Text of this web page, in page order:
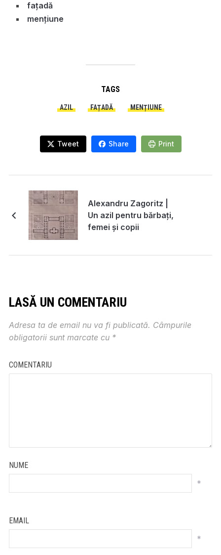
fațadă
mențiune
TAGS
AZIL FAȚADĂ MENȚIUNE
Tweet Share Print
Alexandru Zagoritz |
Un azil pentru bărbați,
femei și copii
LASĂ UN COMENTARIU
Adresa ta de email nu va fi publicată. Câmpurile
obligatorii sunt marcate cu *
COMENTARIU
NUME
*
EMAIL
*